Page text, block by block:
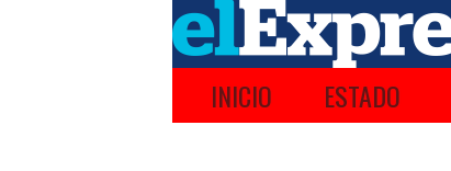
INICIO ESTADO